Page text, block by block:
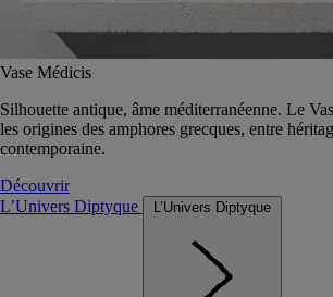
Vase Médicis
Silhouette antique, âme méditerranéenne. Le
les origines des amphores grecques, entre
contemporaine.
Découvrir
L’Univers Diptyque
L’Univers Diptyque